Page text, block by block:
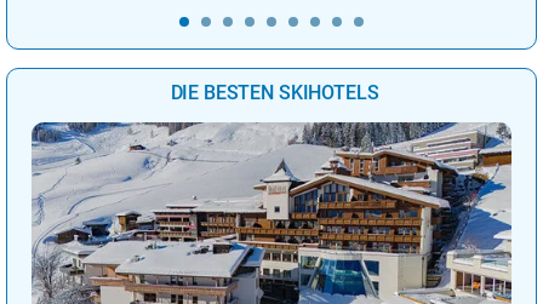
DIE BESTEN SKIHOTELS